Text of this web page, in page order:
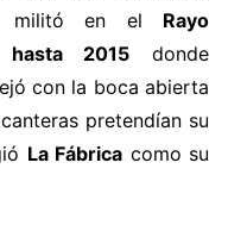
militó en el Rayo
hasta 2015 donde
con la boca abierta
pretendían su
La Fábrica como su